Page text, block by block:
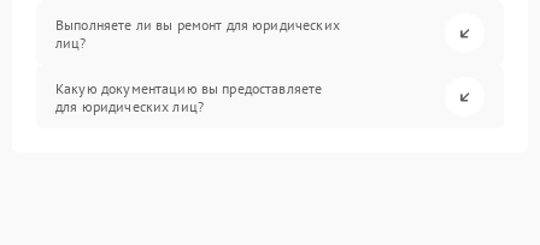
Выполняете ли вы ремонт для юридических
лиц?
Какую документацию вы предоставляете
для юридических лиц?